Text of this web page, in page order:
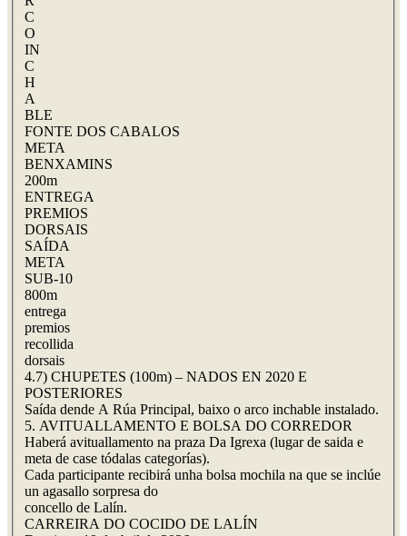
C
O
IN
C
H
A
BLE
FONTE DOS CABALOS
META
BENXAMINS
200m
ENTREGA
PREMIOS
DORSAIS
SAÍDA
META
SUB-10
800m
entrega
premios
recollida
dorsais
4.7) CHUPETES (100m) – NADOS EN 2020 E
POSTERIORES
Saída dende A Rúa Principal, baixo o arco inchable instalado.
5. AVITUALLAMENTO E BOLSA DO CORREDOR
Haberá avituallamento na praza Da Igrexa (lugar de saida e
meta de case tódalas categorías).
Cada participante recibirá unha bolsa mochila na que se inclúe
un agasallo sorpresa do
concello de Lalín.
CARREIRA DO COCIDO DE LALÍN